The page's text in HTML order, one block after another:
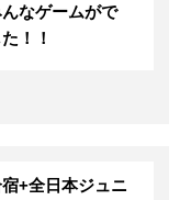
んなゲームがで
！！
宿+全日本ジュニ